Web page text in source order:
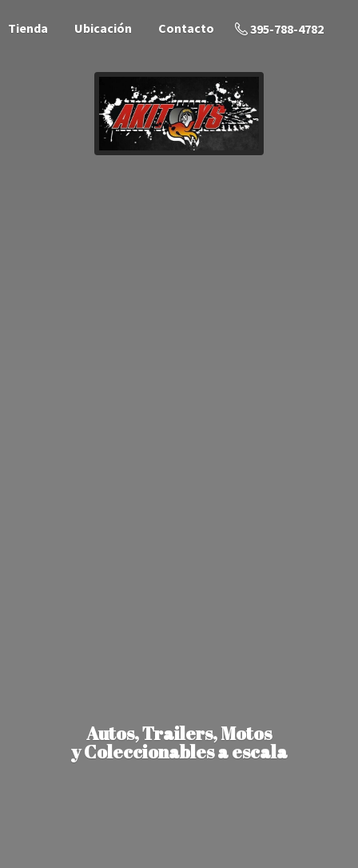
Tienda Ubicación Contacto 395-788-4782
Autos, Trailers, Motos
y Coleccionablesa escala